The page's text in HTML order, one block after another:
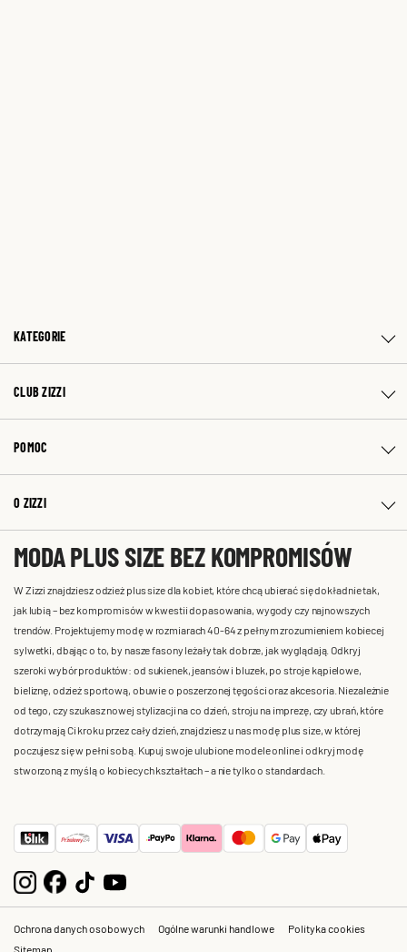
KATEGORIE
CLUB ZIZZI
POMOC
O ZIZZI
MODA PLUS SIZE BEZ KOMPROMISÓW
W Zizzi znajdziesz odzież plus size dla kobiet, które chcą ubierać się dokładnie tak,
jak lubią – bez kompromisów w kwestii dopasowania, wygody czy najnowszych
trendów. Projektujemy modę w rozmiarach 40-64 z pełnym zrozumieniem kobiecej
sylwetki, dbając o to, by nasze fasony leżały tak dobrze, jak wyglądają. Odkryj
szeroki wybór produktów: od sukienek, jeansów i bluzek, po stroje kąpielowe,
bieliznę, odzież sportową, obuwie o poszerzonej tęgości oraz akcesoria. Niezależnie
od tego, czy szukasz nowej stylizacji na co dzień, stroju na imprezę, czy ubrań, które
dotrzymają Ci kroku przez cały dzień, znajdziesz u nas modę plus size, w której
poczujesz się w pełni sobą. Kupuj swoje ulubione modele online i odkryj modę
stworzoną z myślą o kobiecych kształtach – a nie tylko o standardach.
Ochrona danych osobowych Ogólne warunki handlowe
Polityka cookies